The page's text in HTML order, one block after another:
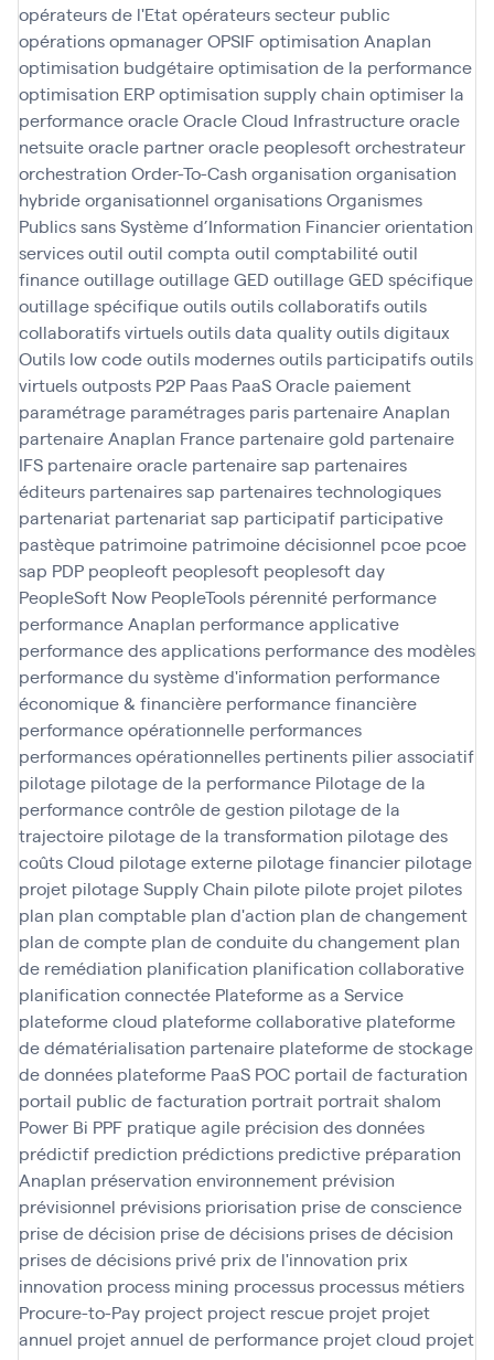
opérateurs de l'Etatopérateurs secteur public
opérationsopmanagerOPSIFoptimisation Anaplan
optimisation budgétaireoptimisation de la performance
optimisation ERPoptimisation supply chain optimiser la
performanceoracleOracle Cloud Infrastructureoracle
netsuiteoracle partneroracle peoplesoftorchestrateur
orchestration Order-To-Cashorganisation organisation
hybrideorganisationnel organisationsOrganismes
Publics sans Système d’Information Financierorientation
servicesoutil outil compta outil comptabilitéoutil
financeoutillageoutillage GED outillage GED spécifique
outillage spécifiqueoutilsoutils collaboratifsoutils
collaboratifs virtuelsoutils data qualityoutils digitaux
Outils low codeoutils modernesoutils participatifsoutils
virtuelsoutposts P2P Paas PaaS Oracle paiement
paramétrage paramétrages paris partenaire Anaplan
partenaire Anaplan France partenaire gold partenaire
IFS partenaire oracle partenaire sap partenaires
éditeurs partenaires sap partenaires technologiques
partenariat partenariat sap participatif participative
pastèque patrimoine patrimoine décisionnel pcoe pcoe
sap PDP peopleoft peoplesoft peoplesoft day
PeopleSoft Now PeopleTools pérennité performance
performance Anaplan performance applicative
performance des applications performance des modèles
performance du système d'information performance
économique & financière performance financière
performance opérationnelle performances
performances opérationnelles pertinents pilier associatif
pilotage pilotage de la performance Pilotage de la
performance contrôle de gestion pilotage de la
trajectoire pilotage de la transformation pilotage des
coûts Cloud pilotage externe pilotage financier pilotage
projet pilotage Supply Chain pilote pilote projet pilotes
plan plan comptable plan d'action plan de changement
plan de compte plan de conduite du changement plan
de remédiation planification planification collaborative
planification connectée Plateforme as a Service
plateforme cloud plateforme collaborative plateforme
de dématérialisation partenaire plateforme de stockage
de données plateforme PaaS POC portail de facturation
portail public de facturation portrait portrait shalom
Power Bi PPF pratique agile précision des données
prédictif prediction prédictions predictive préparation
Anaplan préservation environnement prévision
prévisionnel prévisions priorisation prise de conscience
prise de décision prise de décisions prises de décision
prises de décisions privé prix de l'innovation prix
innovation process mining processus processus métiers
Procure-to-Pay project project rescue projet projet
annuel projet annuel de performance projet cloud projet